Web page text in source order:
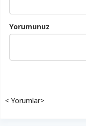
Yorumunuz
< Yorumlar>